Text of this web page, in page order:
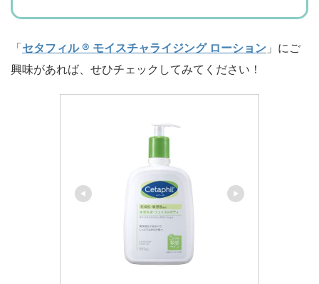
「セタフィル ® モイスチャライジング ローション 」にご
興味があれば、せひチェックしてみてください！